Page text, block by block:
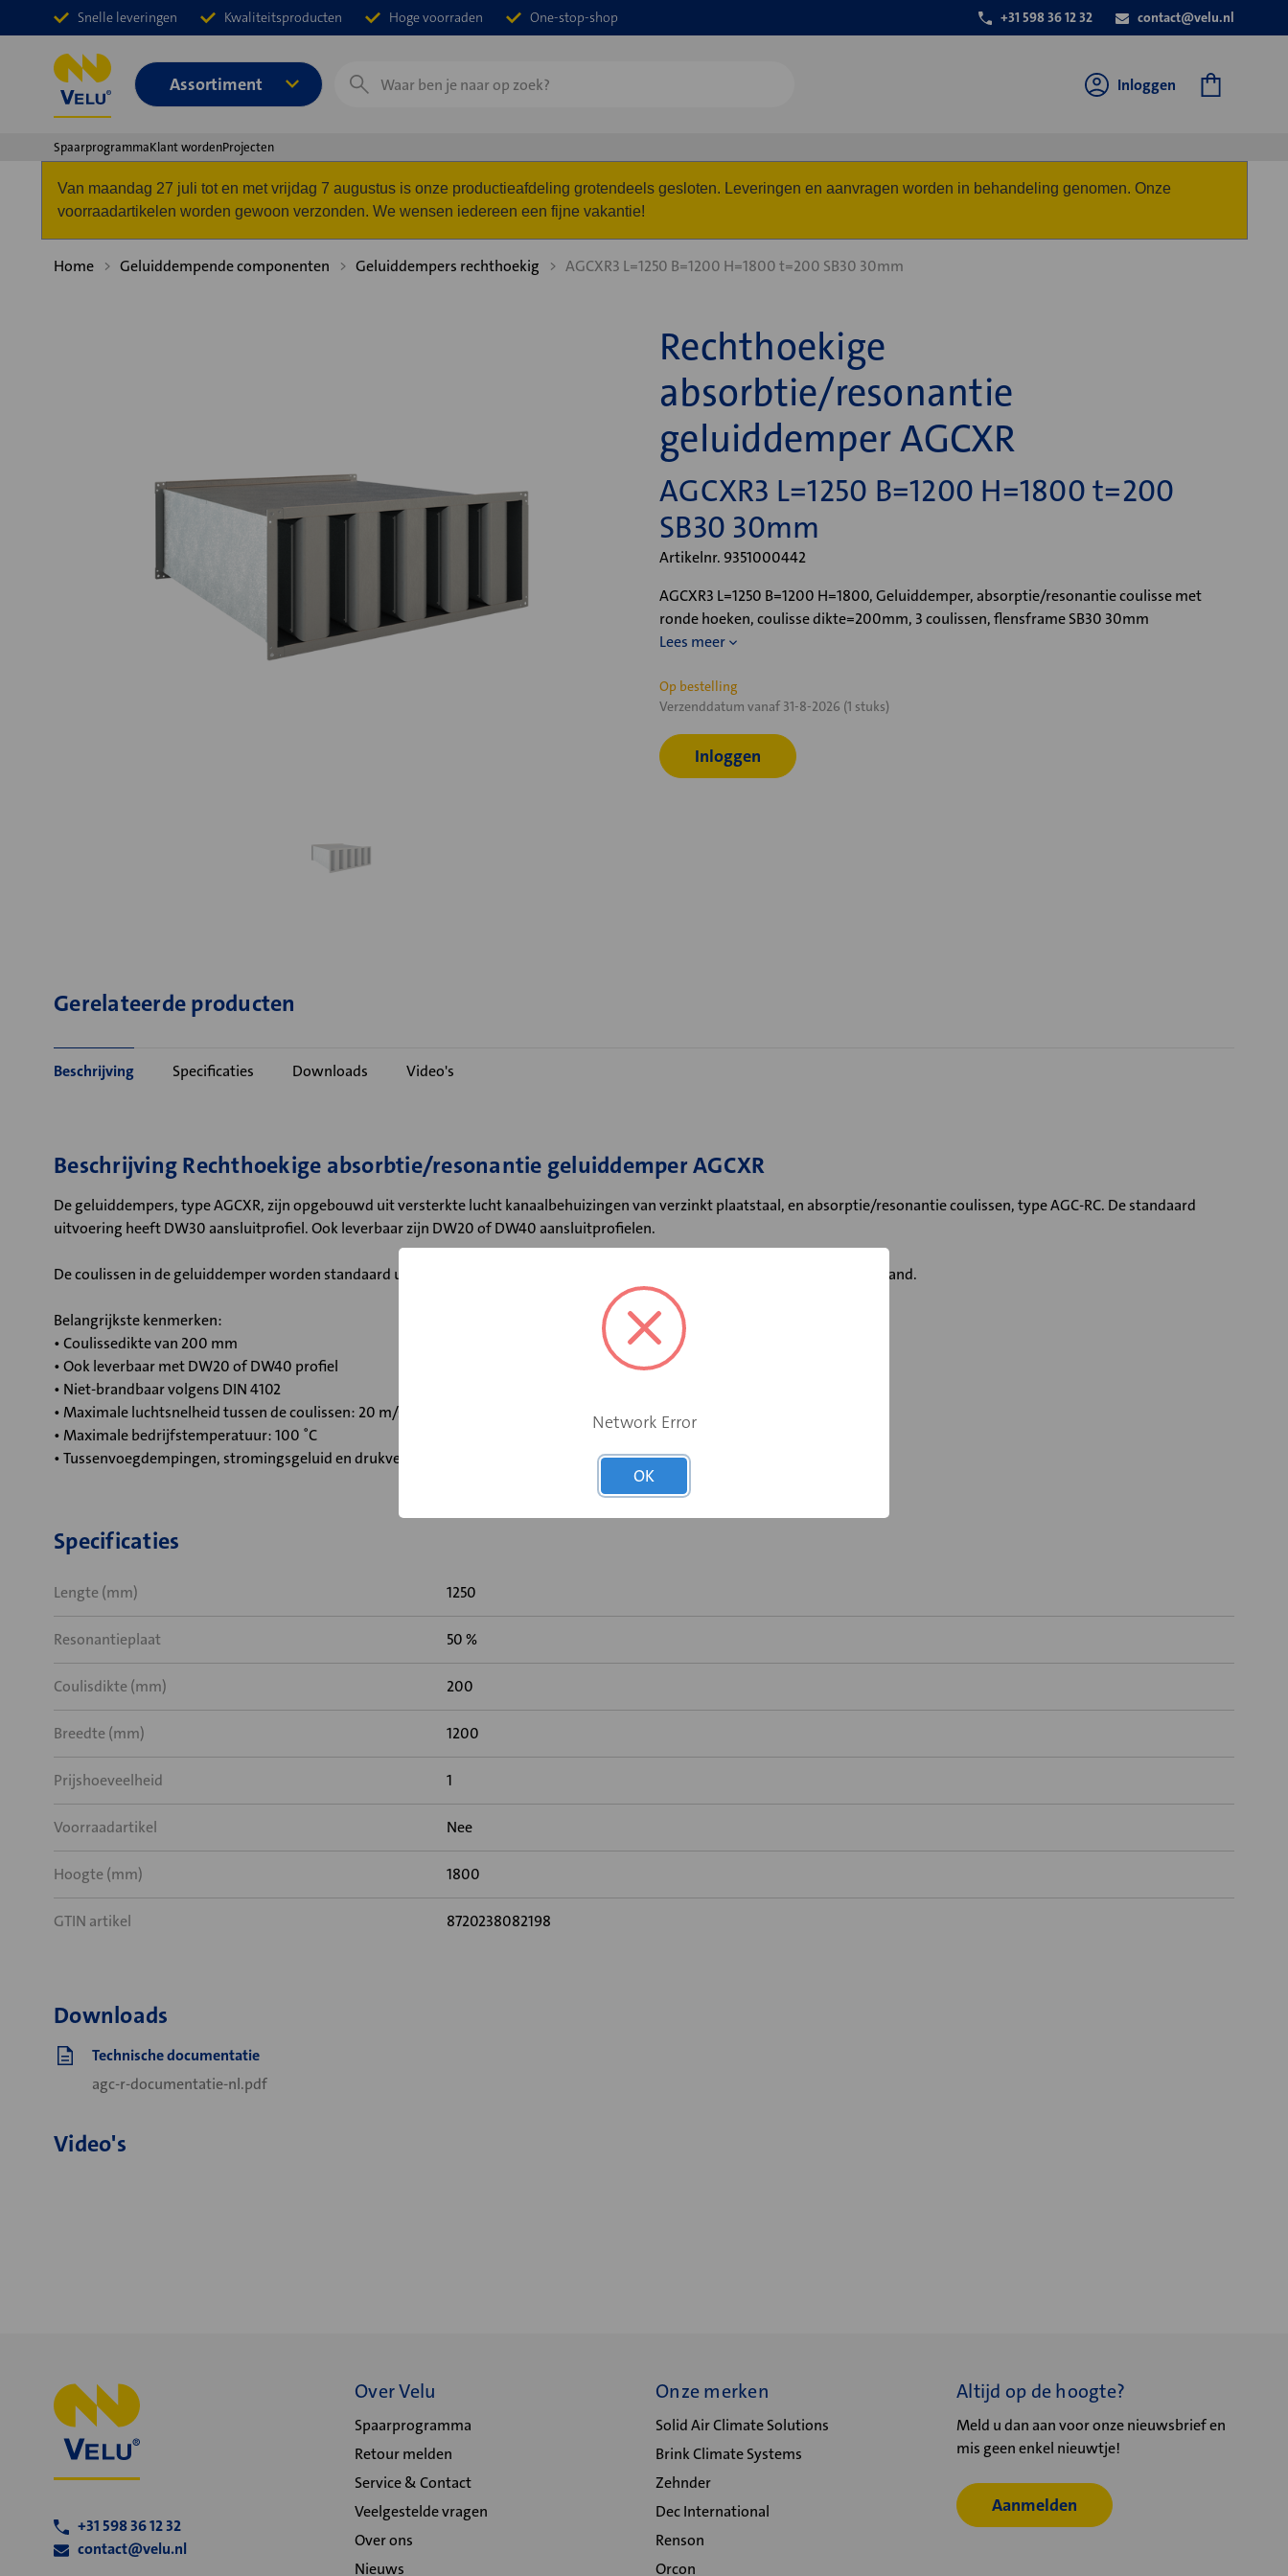
Snelle leveringen Kwaliteitsproducten Hoge voorraden One-stop-shop +31 598 36 12 32 contact@velu.nl
Assortiment
Zoeken
Inloggen
SpaarprogrammaKlant wordenProjecten
Van maandag 27 juli tot en met vrijdag 7 augustus is onze productieafdeling grotendeels gesloten. Leveringen en aanvragen worden in behandeling genomen. Onze
voorraadartikelen worden gewoon verzonden. We wensen iedereen een fijne vakantie!
Home Geluiddempende componenten Geluiddempers rechthoekig AGCXR3 L=1250 B=1200 H=1800 t=200 SB30 30mm
Rechthoekige
absorbtie/resonantie
geluiddemper AGCXR
AGCXR3 L=1250 B=1200 H=1800 t=200
SB30 30mm
Artikelnr. 9351000442
AGCXR3 L=1250 B=1200 H=1800, Geluiddemper, absorptie/resonantie coulisse met
ronde hoeken, coulisse dikte=200mm, 3 coulissen, flensframe SB30 30mm
Lees meer
Huidige
voorraad:
Op bestelling
Verzenddatum vanaf 31-8-2026 (1 stuks)
Inloggen
Gerelateerde producten
Beschrijving Specificaties Downloads Video's
Beschrijving Rechthoekige absorbtie/resonantie geluiddemper AGCXR
De geluiddempers, type AGCXR, zijn opgebouwd uit versterkte lucht kanaalbehuizingen van verzinkt plaatstaal, en absorptie/resonantie coulissen, type AGC-RC. De standaard
uitvoering heeft DW30 aansluitprofiel. Ook leverbaar zijn DW20 of DW40 aansluitprofielen.
De coulissen in de geluiddemper worden standaard uitgevoerd met afgeronde hoek in verband met minimale stromingsweerstand.
Belangrijkste kenmerken:
• Coulissedikte van 200 mm
• Ook leverbaar met DW20 of DW40 profiel
• Niet-brandbaar volgens DIN 4102
• Maximale luchtsnelheid tussen de coulissen: 20 m/s
• Maximale bedrijfstemperatuur: 100 ˚C
• Tussenvoegdempingen, stromingsgeluid en drukverlies gemeten volgens DIN 45646 (ISO 7235)
Specificaties
Lengte (mm) 1250
Resonantieplaat 50 %
Coulisdikte (mm) 200
Breedte (mm) 1200
Prijshoeveelheid 1
Voorraadartikel Nee
Hoogte (mm) 1800
GTIN artikel 8720238082198
Downloads
Technische documentatie
agc-r-documentatie-nl.pdf
Video's
+31 598 36 12 32
contact@velu.nl
Over Velu
Spaarprogramma
Retour melden
Service & Contact
Veelgestelde vragen
Over ons
Nieuws
Onze merken
Solid Air Climate Solutions
Brink Climate Systems
Zehnder
Dec International
Renson
Orcon
Altijd op de hoogte?
Meld u dan aan voor onze nieuwsbrief en
mis geen enkel nieuwtje!
Aanmelden
Network Error
OK